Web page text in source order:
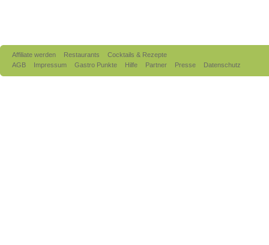
Affiliate werden Restaurants
Cocktails & Rezepte
AGB
Impressum Gastro Punkte Hilfe Partner Presse Datenschutz